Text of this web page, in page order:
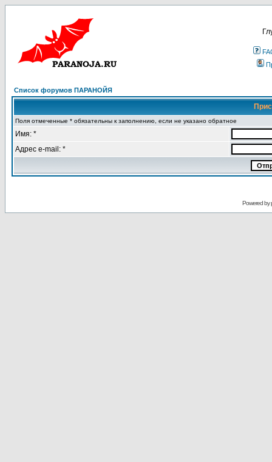
Список форумов ПАРАНОЙЯ
Поля отмеченные * обязательны к заполнению, если не указано обратное
Имя: *
Адрес e-mail: *
Powered by